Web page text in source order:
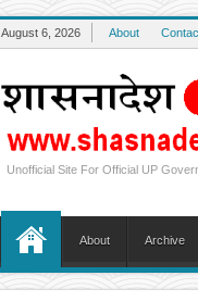
August 6, 2026 About
Unofficial Site For Official UP
About Archive